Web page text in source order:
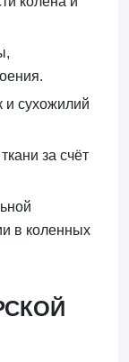
и сухожилий
за счёт
в коленных